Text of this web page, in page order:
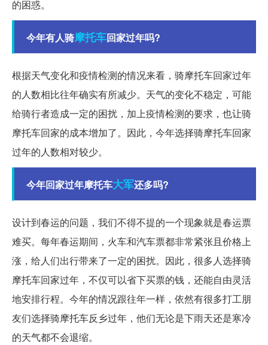
的困惑。
今年有人骑摩托车回家过年吗?
根据天气变化和疫情检测的情况来看，骑摩托车回家过年
的人数相比往年确实有所减少。天气的变化不稳定，可能
给骑行者造成一定的困扰，加上疫情检测的要求，也让骑
摩托车回家的成本增加了。因此，今年选择骑摩托车回家
过年的人数相对较少。
今年回家过年摩托车大军还多吗?
设计到春运的问题，我们不得不提的一个现象就是春运票
难买。每年春运期间，火车和汽车票都非常紧张且价格上
涨，给人们出行带来了一定的困扰。因此，很多人选择骑
摩托车回家过年，不仅可以省下买票的钱，还能自由灵活
地安排行程。今年的情况跟往年一样，依然有很多打工朋
友们选择骑摩托车反乡过年，他们无论是下雨天还是寒冷
的天气都不会退缩。